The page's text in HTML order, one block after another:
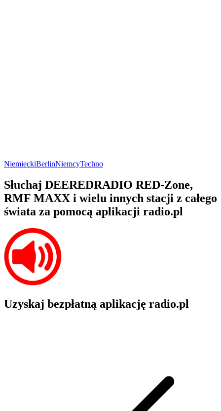
NiemieckiBerlinNiemcyTechno
Słuchaj DEEREDRADIO RED-Zone,
RMF MAXX i wielu innych stacji z całego
świata za pomocą aplikacji radio.pl
Uzyskaj bezpłatną aplikację radio.pl